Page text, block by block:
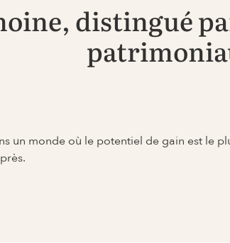
distingué
un monde où le potentiel de gain est le